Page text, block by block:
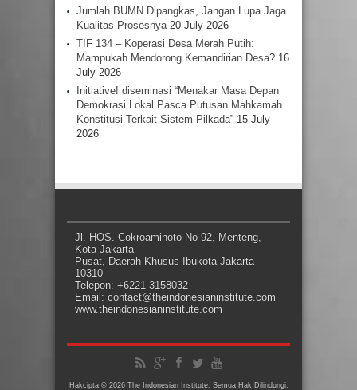
Jumlah BUMN Dipangkas, Jangan Lupa Jaga
Kualitas Prosesnya 20 July 2026
TIF 134 – Koperasi Desa Merah Putih:
Mampukah Mendorong Kemandirian Desa? 16
July 2026
Initiative! diseminasi “Menakar Masa Depan
Demokrasi Lokal Pasca Putusan Mahkamah
Konstitusi Terkait Sistem Pilkada” 15 July
2026
Jl. HOS. Cokroaminoto No 92, Menteng,
Kota Jakarta
Pusat, Daerah Khusus Ibukota Jakarta
10310
Telepon: +6221 3158032
Email: contact@theindonesianinstitute.com
www.theindonesianinstitute.com
Hakcipta © 2026 The Indonesian Institute. Semua Hak Dilindungi.